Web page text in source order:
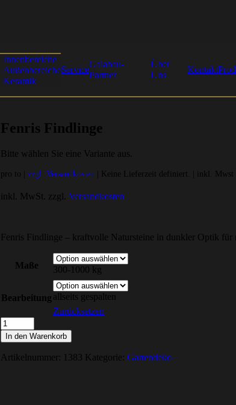
Innenbereiche
Außenbereiche
Keramik
Service
Galabau-
Partner
Über
Uns
Kontakt
Fenris Findlinge
Bitte wählen Sie eine Variante aus.
pro to | zzgl. Versandkosten | Keine Lieferzeit definiert. | inkl. Mwst
inkl. MwSt. zzgl. Versandkosten
Fenris Findlinge – kraftvolle Natursteine in dunkler Optik für
Maße 300-1000 kg
Bearbeitung allseits gespalten
Zurücksetzen
Fenris
Findlinge
Menge
In den Warenkorb
Artikelnummer: 1383 Kategorie: Gartendeko